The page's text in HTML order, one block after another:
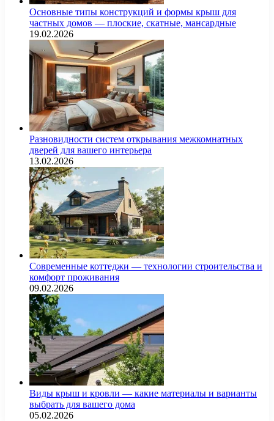
Основные типы конструкций и формы крыш для
частных домов — плоские, скатные, мансардные
19.02.2026
Разновидности систем открывания межкомнатных
дверей для вашего интерьера
13.02.2026
Современные коттеджи — технологии строительства и
комфорт проживания
09.02.2026
Виды крыш и кровли — какие материалы и варианты
выбрать для вашего дома
05.02.2026